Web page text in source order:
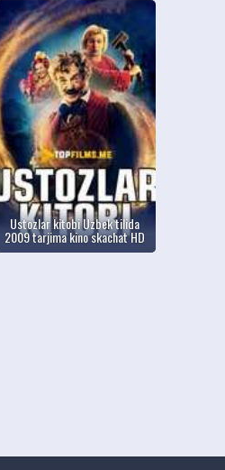
Ustozlar kitobi Uzbek tilida
2009 tarjima kino skachat HD